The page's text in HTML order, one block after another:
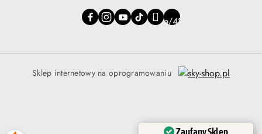
Sklep internetowy na oprogramowaniu
Zaufany Sklep